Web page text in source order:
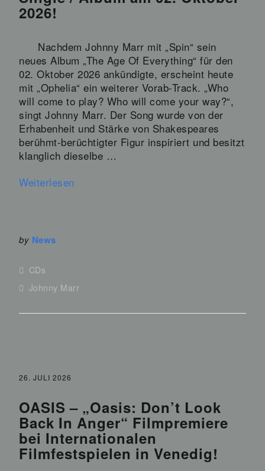
2026!
Nachdem Johnny Marr mit „Spin“ sein
neues Album „The Age Of Everything“ für den
02. Oktober 2026 ankündigte, erscheint heute
mit „Ophelia“ ein weiterer Vorab-Track. „Who
will come to play? Who will come your way?“,
singt Johnny Marr. Der Song wurde von der
Erhabenheit und Stärke von Shakespeares
berühmt-berüchtigter Figur inspiriert und besitzt
klanglich dieselbe …
Weiterlesen
by News
CDs
Johnny Marr
26. JULI 2026
OASIS – „Oasis: Don’t Look
Back In Anger“ Filmpremiere
bei Internationalen
Filmfestspielen in Venedig!